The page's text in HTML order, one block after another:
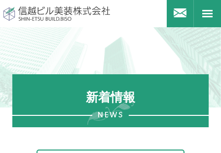
信越ビル美装株式会社 お問合せ
新着情報
NEWS